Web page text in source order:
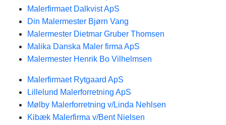
Malerfirmaet Dalkvist ApS
Din Malermester Bjørn Vang
Malermester Dietmar Gruber Thomsen
Malika Danska Maler firma ApS
Malermester Henrik Bo Vilhelmsen
Malerfirmaet Rytgaard ApS
Lillelund Malerforretning ApS
Mølby Malerforretning v/Linda Nehlsen
Kibæk Malerfirma v/Bent Nielsen